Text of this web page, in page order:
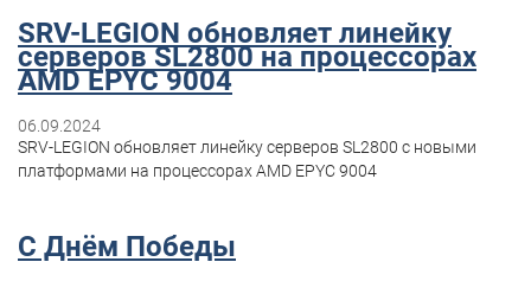
SRV-LEGION обновляет линейку
серверов SL2800 на процессорах
AMD EPYC 9004
06.09.2024
SRV-LEGION обновляет линейку серверов SL2800 с новыми
платформами на процессорах AMD EPYC 9004
С Днём Победы